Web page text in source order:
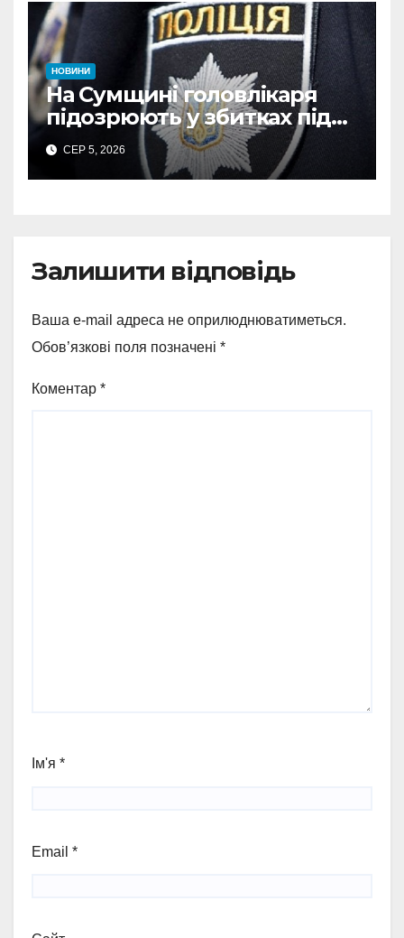
НОВИНИ
На Сумщині головлікаря
підозрюють у збитках під
час капремонту
медустанови
СЕР 5, 2026
Залишити відповідь
Ваша e-mail адреса не оприлюднюватиметься.
Обов’язкові поля позначені *
Коментар *
Ім'я *
Email *